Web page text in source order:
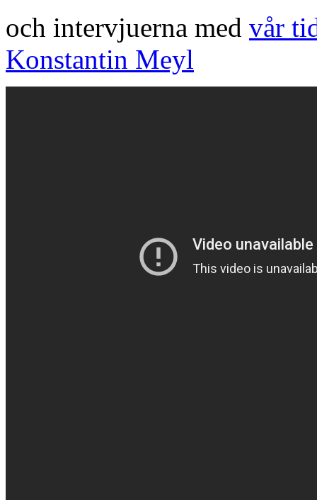
och intervjuerna med vår
Konstantin Meyl